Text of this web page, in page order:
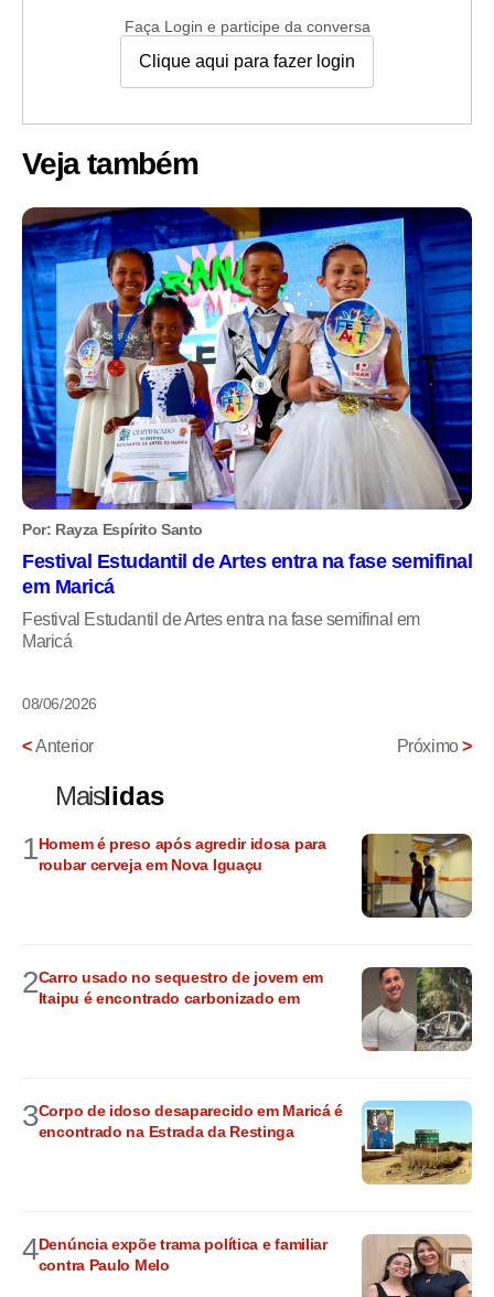
Faça Login e participe da conversa
Clique aqui para fazer login
Veja também
Por: Rayza Espírito Santo
Festival Estudantil de Artes entra na fase semifinal
em Maricá
Festival Estudantil de Artes entra na fase semifinal em
Maricá
08/06/2026
<Anterior Próximo>
Maislidas
1Homem é preso após agredir idosa para
roubar cerveja em Nova Iguaçu
2Carro usado no sequestro de jovem em
Itaipu é encontrado carbonizado em
3Corpo de idoso desaparecido em Maricá é
encontrado na Estrada da Restinga
4Denúncia expõe trama política e familiar
contra Paulo Melo